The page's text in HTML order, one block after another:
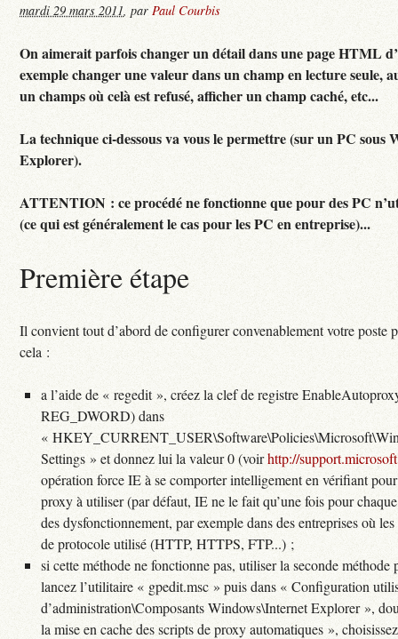
mardi 29 mars 2011,parPaul Courbis
On aimerait parfois changer un détail dans une page HTML
exemple changer une valeur dans un champ en lecture seule,
un champs où celà est refusé, afficher un champ caché, etc...
La technique ci-dessous va vous le permettre (sur un PC sous
Explorer).
ATTENTION : ce procédé ne fonctionne que pour des PC
(ce qui est généralement le cas pour les PC en entreprise)...
Première étape
Il convient tout d’abord de configurer convenablement votre poste
cela :
a l’aide de « regedit », créez la clef de registre
REG_DWORD) dans
«
Settings » et donnez lui la valeur 0 (voirhttp://
opération force IE à se comporter intelligement en vérifiant
proxy à utiliser (par défaut, IE ne le fait qu’une fois pour
des dysfonctionnement, par exemple dans des entreprises où
de protocole utilisé (HTTP, HTTPS, FTP...) ;
si cette méthode ne fonctionne pas, utiliser la seconde
lancez l’utilitaire « gpedit.msc » puis dans « Configuration
d’administration\Composants Windows\Internet Explorer »,
la mise en cache des scripts de proxy automatiques »,